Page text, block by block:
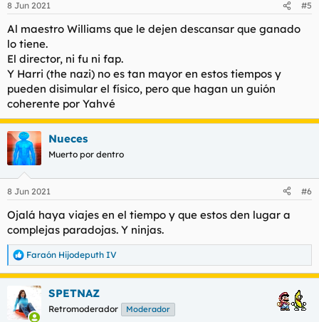
8 Jun 2021 #5
Al maestro Williams que le dejen descansar que ganado
lo tiene.
El director, ni fu ni fap.
Y Harri (the nazi) no es tan mayor en estos tiempos y
pueden disimular el físico, pero que hagan un guión
coherente por Yahvé
Nueces
Muerto por dentro
8 Jun 2021 #6
Ojalá haya viajes en el tiempo y que estos den lugar a
complejas paradojas. Y ninjas.
R
e
a
c
i
Faraón Hijodeputh IV
SPETNAZ
Retromoderador Moderador